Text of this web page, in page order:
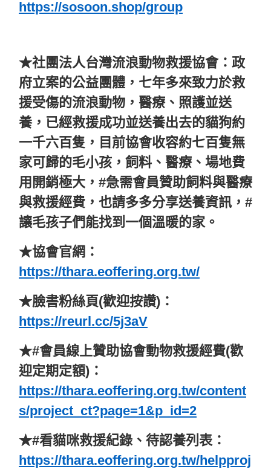
https://sosoon.shop/group
★社團法人台灣流浪動物救援協會：政
府立案的公益團體，七年多來致力於救
援受傷的流浪動物，醫療、照護並送
養，已經救援成功並送養出去的貓狗約
一千六百隻，目前協會收容約七百隻無
家可歸的毛小孩，飼料、醫療、場地費
用開銷極大，#急需會員贊助飼料與醫療
與救援經費，也請多多分享送養資訊，#
讓毛孩子們能找到一個溫暖的家。
★協會官網：
https://thara.eoffering.org.tw/
★臉書粉絲頁(歡迎按讚)：
https://reurl.cc/5j3aV
★#會員線上贊助協會動物救援經費(歡
迎定期定額)：
https://thara.eoffering.org.tw/content
s/project_ct?page=1&p_id=2
★#看貓咪救援紀錄、待認養列表：
https://thara.eoffering.org.tw/helpproj